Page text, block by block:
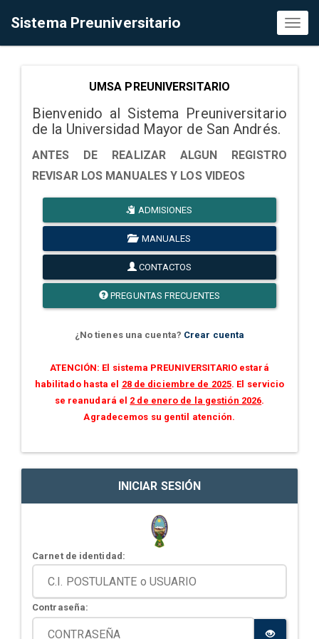
Sistema Preuniversitario
UMSA PREUNIVERSITARIO
Bienvenido al Sistema Preuniversitario
de la Universidad Mayor de San Andrés.
ANTES DE REALIZAR ALGUN REGISTRO
REVISAR LOS MANUALES Y LOS VIDEOS
ADMISIONES
MANUALES
CONTACTOS
PREGUNTAS FRECUENTES
¿No tienes una cuenta? Crear cuenta
ATENCIÓN: El sistema PREUNIVERSITARIO estará
habilitado hasta el 28 de diciembre de 2025. El servicio
se reanudará el 2 de enero de la gestión 2026.
Agradecemos su gentil atención.
INICIAR SESIÓN
Carnet de identidad:
Contraseña: